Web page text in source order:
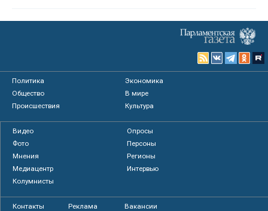
Политика
Экономика
Общество
В мире
Происшествия
Культура
Видео
Опросы
Фото
Персоны
Мнения
Регионы
Медиацентр
Интервью
Колумнисты
Контакты Реклама Вакансии